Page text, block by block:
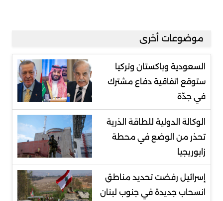
موضوعات أخرى
السعودية وباكستان وتركيا
ستوقع اتفاقية دفاع مشترك
في جدّة
الوكالة الدولية للطاقة الذرية
تحذر من الوضع في محطة
زابوريجيا
إسرائيل رفضت تحديد مناطق
انسحاب جديدة في جنوب لبنان